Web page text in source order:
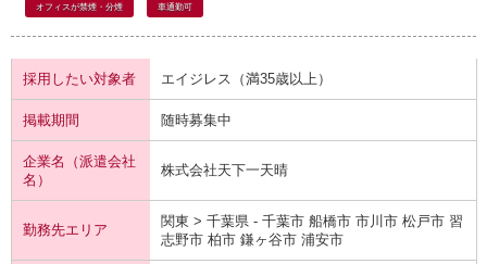
オフィスが禁煙・分煙 車通勤可
採用したい対象者 エイジレス（満35歳以上）
掲載期間 随時募集中
企業名（派遣会社
名）
株式会社天下一天晴
勤務先エリア
関東 > 千葉県 - 千葉市 船橋市 市川市 松戸市 習
志野市 柏市 鎌ヶ谷市 浦安市